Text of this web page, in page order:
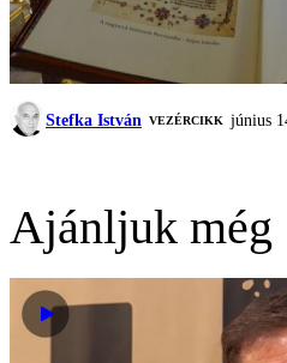
Stefka István VEZÉRCIKK június
Ajánljuk még